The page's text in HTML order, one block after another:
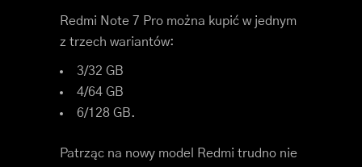
Redmi Note 7 Pro można kupić w jednym
z trzech wariantów:
3/32 GB
4/64 GB
6/128 GB.
Patrząc na nowy model Redmi trudno nie